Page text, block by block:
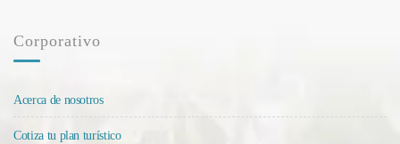
Corporativo
Acerca de nosotros
Cotiza tu plan turístico